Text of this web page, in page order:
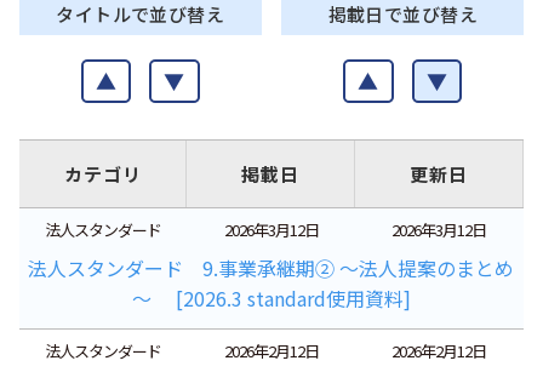
タイトルで並び替え
▲ ▼
掲載日で並び替え
▲ ▼
カテゴリ 掲載日 更新日
法人スタンダード 2026年3月12日 2026年3月12日
法人スタンダード 9.事業承継期② ～法人提案のまとめ
～ [2026.3 standard使用資料]
法人スタンダード 2026年2月12日 2026年2月12日